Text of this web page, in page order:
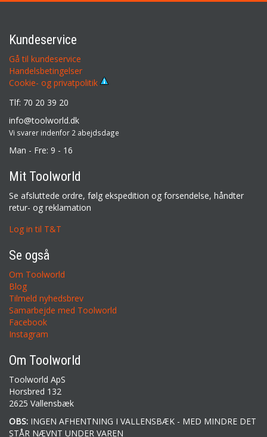
Kundeservice
Gå til kundeservice
Handelsbetingelser
Cookie- og privatpolitik
Tlf: 70 20 39 20
info@toolworld.dk
Vi svarer indenfor 2 abejdsdage
Man - Fre: 9 - 16
Mit Toolworld
Se afsluttede ordre, følg ekspedition og forsendelse, håndter
retur- og reklamation
Log in til T&T
Se også
Om Toolworld
Blog
Tilmeld nyhedsbrev
Samarbejde med Toolworld
Facebook
Instagram
Om Toolworld
Toolworld ApS
Horsbred 132
2625 Vallensbæk
OBS: INGEN AFHENTNING I VALLENSBÆK - MED MINDRE DET
STÅR NÆVNT UNDER VAREN